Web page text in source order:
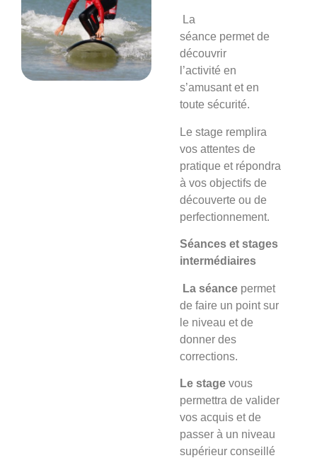
La
séance permet de
découvrir
l’activité en
s’amusant et en
toute sécurité.
Le stage remplira
vos attentes de
pratique et répondra
à vos objectifs de
découverte ou de
perfectionnement.
Séances et stages
intermédiaires
La séance permet
de faire un point sur
le niveau et de
donner des
corrections.
Le stage vous
permettra de valider
vos acquis et de
passer à un niveau
supérieur conseillé